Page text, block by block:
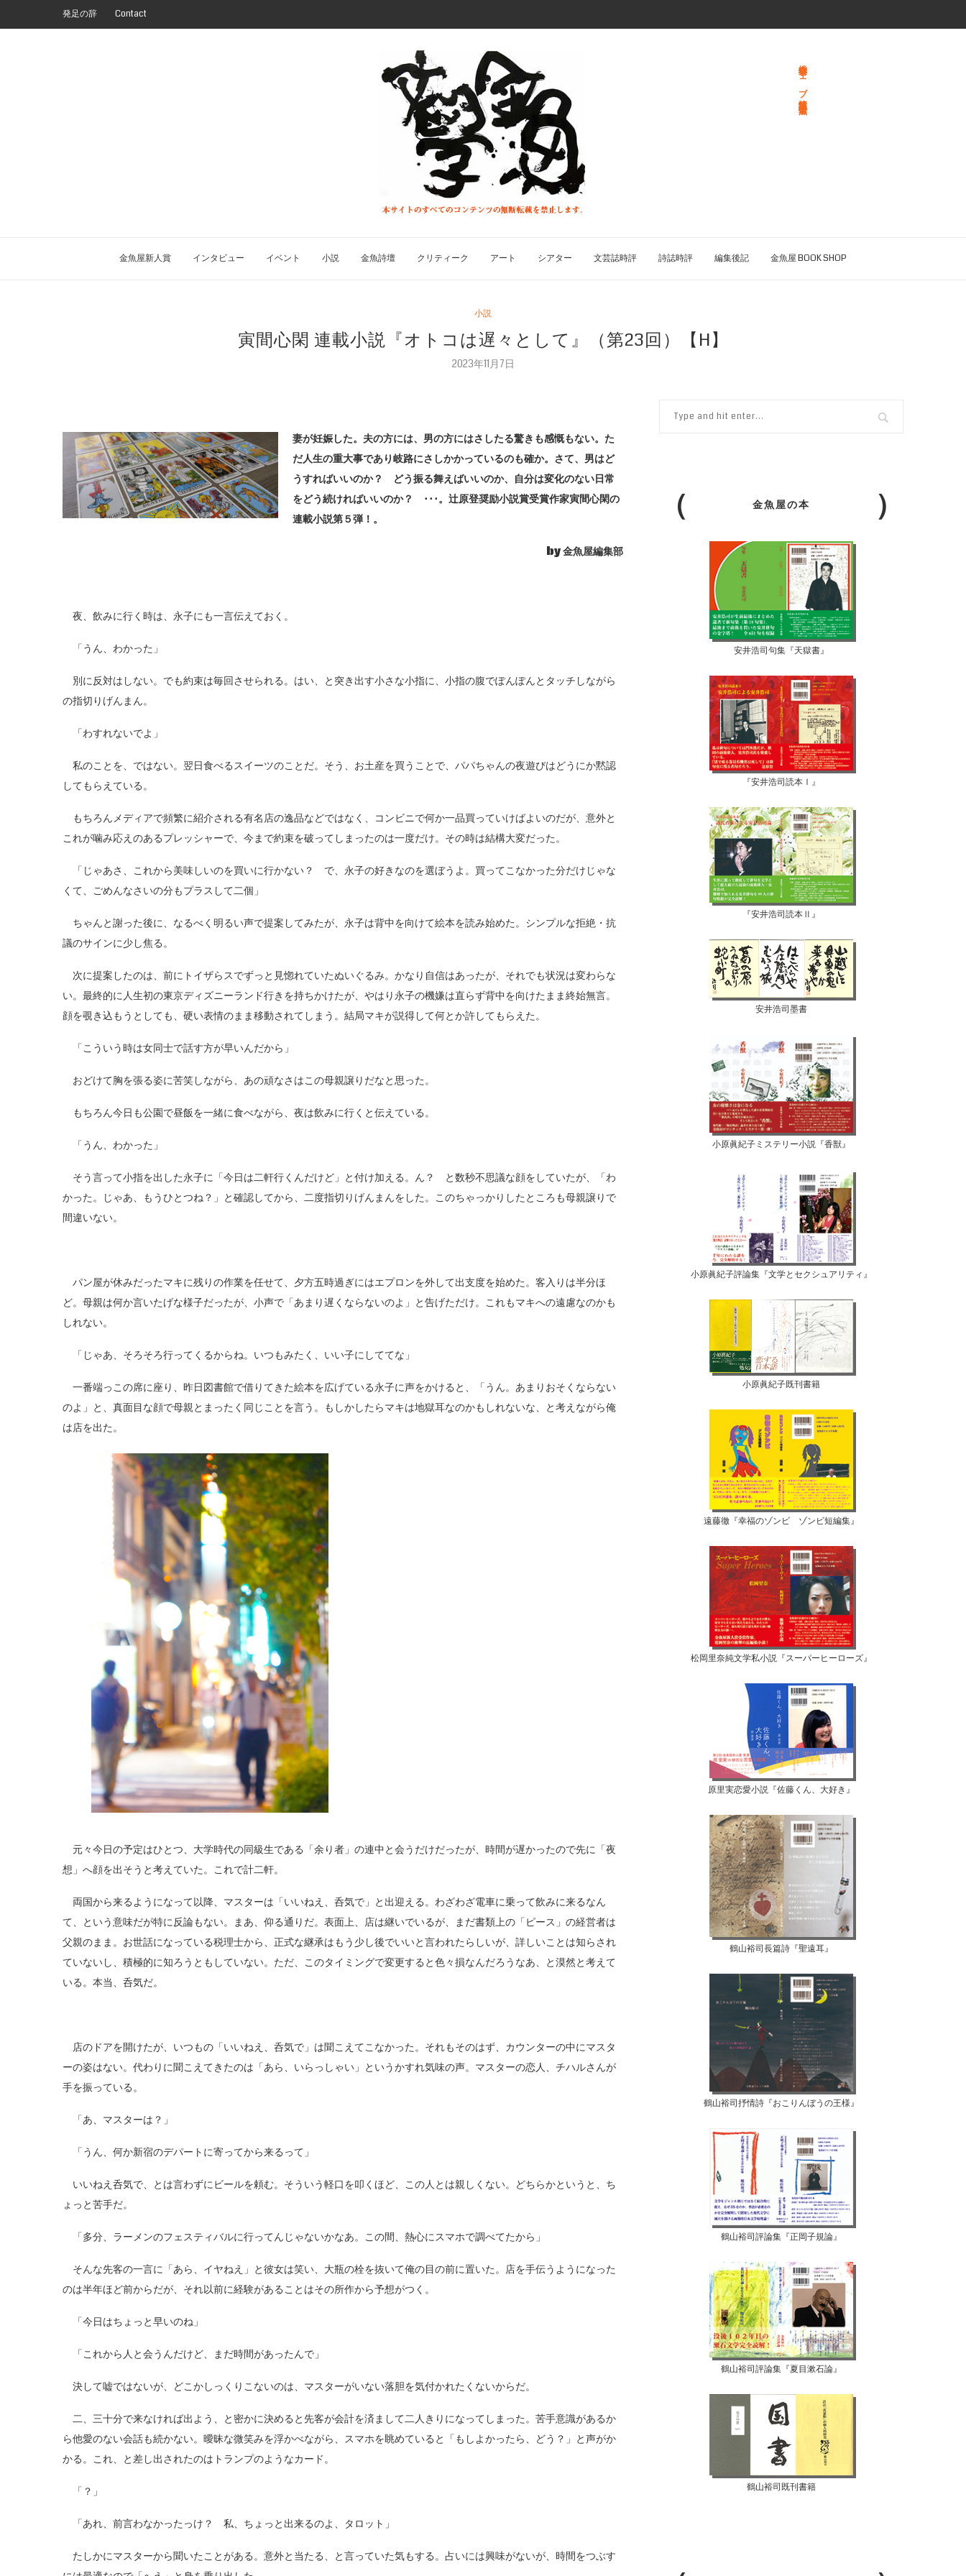
発足の辞 Contact
総合文学ウェブ情報誌 文学金魚
金魚屋新人賞 インタビュー イベント 小説 金魚詩壇 クリティーク アート シアター 文芸誌時評 詩誌時評 編集後記 金魚屋 BOOK SHOP
小説
寅間心閑 連載小説『オトコは遅々として』（第23回）【H】
2023年11月7日
妻が妊娠した。夫の方には、男の方にはさしたる驚きも感慨もない。た
だ人生の重大事であり岐路にさしかかっているのも確か。さて、男はど
うすればいいのか？ どう振る舞えばいいのか、自分は変化のない日常
をどう続ければいいのか？ ･･･。辻原登奨励小説賞受賞作家寅間心閑の
連載小説第５弾！。
by 金魚屋編集部
夜、飲みに行く時は、永子にも一言伝えておく。
「うん、わかった」
別に反対はしない。でも約束は毎回させられる。はい、と突き出す小さな小指に、小指の腹でぽんぽんとタッチしながら
の指切りげんまん。
「わすれないでよ」
私のことを、ではない。翌日食べるスイーツのことだ。そう、お土産を買うことで、パパちゃんの夜遊びはどうにか黙認
してもらえている。
もちろんメディアで頻繁に紹介される有名店の逸品などではなく、コンビニで何か一品買っていけばよいのだが、意外と
これが噛み応えのあるプレッシャーで、今まで約束を破ってしまったのは一度だけ。その時は結構大変だった。
「じゃあさ、これから美味しいのを買いに行かない？ で、永子の好きなのを選ぼうよ。買ってこなかった分だけじゃな
くて、ごめんなさいの分もプラスして二個」
ちゃんと謝った後に、なるべく明るい声で提案してみたが、永子は背中を向けて絵本を読み始めた。シンプルな拒絶・抗
議のサインに少し焦る。
次に提案したのは、前にトイザらスでずっと見惚れていたぬいぐるみ。かなり自信はあったが、それでも状況は変わらな
い。最終的に人生初の東京ディズニーランド行きを持ちかけたが、やはり永子の機嫌は直らず背中を向けたまま終始無言。
顔を覗き込もうとしても、硬い表情のまま移動されてしまう。結局マキが説得して何とか許してもらえた。
「こういう時は女同士で話す方が早いんだから」
おどけて胸を張る姿に苦笑しながら、あの頑なさはこの母親譲りだなと思った。
もちろん今日も公園で昼飯を一緒に食べながら、夜は飲みに行くと伝えている。
「うん、わかった」
そう言って小指を出した永子に「今日は二軒行くんだけど」と付け加える。ん？ と数秒不思議な顔をしていたが、「わ
かった。じゃあ、もうひとつね？」と確認してから、二度指切りげんまんをした。このちゃっかりしたところも母親譲りで
間違いない。
パン屋が休みだったマキに残りの作業を任せて、夕方五時過ぎにはエプロンを外して出支度を始めた。客入りは半分ほ
ど。母親は何か言いたげな様子だったが、小声で「あまり遅くならないのよ」と告げただけ。これもマキへの遠慮なのかも
しれない。
「じゃあ、そろそろ行ってくるからね。いつもみたく、いい子にしててな」
一番端っこの席に座り、昨日図書館で借りてきた絵本を広げている永子に声をかけると、「うん。あまりおそくならない
のよ」と、真面目な顔で母親とまったく同じことを言う。もしかしたらマキは地獄耳なのかもしれないな、と考えながら俺
は店を出た。
元々今日の予定はひとつ、大学時代の同級生である「余り者」の連中と会うだけだったが、時間が遅かったので先に「夜
想」へ顔を出そうと考えていた。これで計二軒。
両国から来るようになって以降、マスターは「いいねえ、呑気で」と出迎える。わざわざ電車に乗って飲みに来るなん
て、という意味だが特に反論もない。まあ、仰る通りだ。表面上、店は継いでいるが、まだ書類上の「ピース」の経営者は
父親のまま。お世話になっている税理士から、正式な継承はもう少し後でいいと言われたらしいが、詳しいことは知らされ
ていないし、積極的に知ろうともしていない。ただ、このタイミングで変更すると色々損なんだろうなあ、と漠然と考えて
いる。本当、呑気だ。
店のドアを開けたが、いつもの「いいねえ、呑気で」は聞こえてこなかった。それもそのはず、カウンターの中にマスタ
ーの姿はない。代わりに聞こえてきたのは「あら、いらっしゃい」というかすれ気味の声。マスターの恋人、チハルさんが
手を振っている。
「あ、マスターは？」
「うん、何か新宿のデパートに寄ってから来るって」
いいねえ呑気で、とは言わずにビールを頼む。そういう軽口を叩くほど、この人とは親しくない。どちらかというと、ち
ょっと苦手だ。
「多分、ラーメンのフェスティバルに行ってんじゃないかなあ。この間、熱心にスマホで調べてたから」
そんな先客の一言に「あら、イヤねえ」と彼女は笑い、大瓶の栓を抜いて俺の目の前に置いた。店を手伝うようになった
のは半年ほど前からだが、それ以前に経験があることはその所作から予想がつく。
「今日はちょっと早いのね」
「これから人と会うんだけど、まだ時間があったんで」
決して嘘ではないが、どこかしっくりこないのは、マスターがいない落胆を気付かれたくないからだ。
二、三十分で来なければ出よう、と密かに決めると先客が会計を済まして二人きりになってしまった。苦手意識があるか
ら他愛のない会話も続かない。曖昧な微笑みを浮かべながら、スマホを眺めていると「もしよかったら、どう？」と声がか
かる。これ、と差し出されたのはトランプのようなカード。
「？」
「あれ、前言わなかったっけ？ 私、ちょっと出来るのよ、タロット」
たしかにマスターから聞いたことがある。意外と当たる、と言っていた気もする。占いには興味がないが、時間をつぶす
金魚屋の本
安井浩司句集『天獄書』
『安井浩司読本Ⅰ』
『安井浩司読本Ⅱ』
安井浩司墨書
小原眞紀子ミステリー小説『香獣』
小原眞紀子評論集『文学とセクシュアリティ』
小原眞紀子既刊書籍
遠藤徹『幸福のゾンビ ゾンビ短編集』
松岡里奈純文学私小説『スーパーヒーローズ』
原里実恋愛小説『佐藤くん、大好き』
鶴山裕司長篇詩『聖遠耳』
鶴山裕司抒情詩『おこりんぼうの王様』
鶴山裕司評論集『正岡子規論』
鶴山裕司評論集『夏目漱石論』
鶴山裕司既刊書籍